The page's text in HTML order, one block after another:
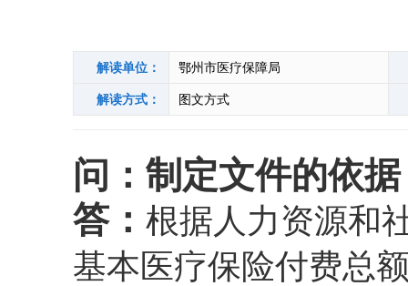
解读单位： 鄂州市医疗保障局
解读方式： 图文方式
问：制定文件的依
答： 根据人力资源和
基本医疗保险付费总